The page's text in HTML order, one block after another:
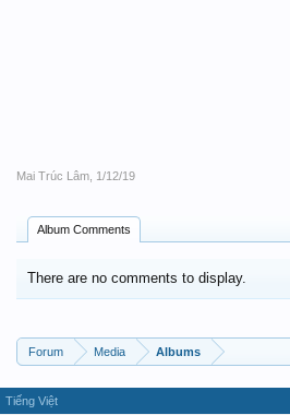
Mai Trúc Lâm 1/12/19
Album Comments
There are no comments to display.
Forum Media Albums
Tiếng Việt